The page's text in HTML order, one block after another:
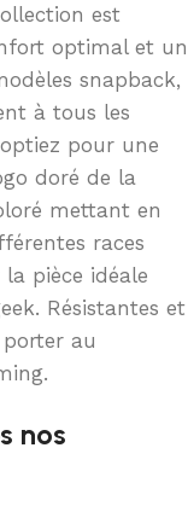
est
optimal et un
snapback,
à tous les
pour une
doré de la
mettant en
races
pièce idéale
Résistantes et
au
nos